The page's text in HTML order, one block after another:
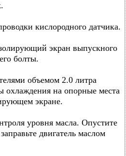
кислородного датчика.
экран выпускного
болты.
объемом 2.0 литра
охлаждения на опорные места
экране.
уровня масла. Опустите
двигатель маслом